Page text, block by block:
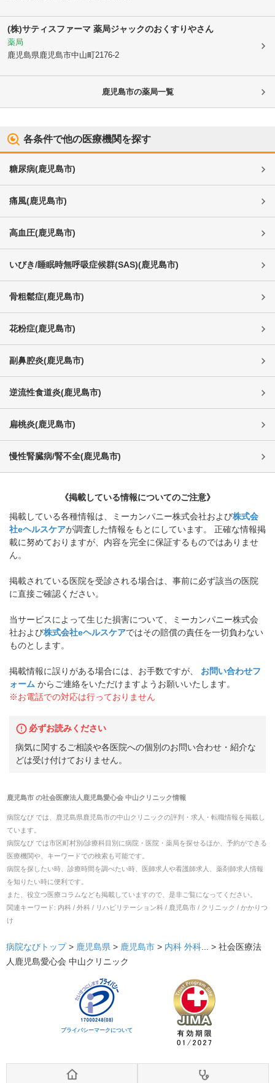
(株)サティスファーマ 薬局ジャックのおくすりやさん
薬局
鹿児島県鹿児島市中山町2176-2
鹿児島市の薬局一覧
各条件で他の医療機関を探す
糖尿病(鹿児島市)
痛風(鹿児島市)
高血圧(鹿児島市)
いびき/睡眠時無呼吸症候群(SAS)(鹿児島市)
骨粗鬆症(鹿児島市)
花粉症(鹿児島市)
副鼻腔炎(鹿児島市)
逆流性食道炎(鹿児島市)
扁桃炎(鹿児島市)
慢性腎臓病/腎不全(鹿児島市)
《掲載している情報についてのご注意》
掲載している各種情報は、ミーカンパニー株式会社および株式会
社eヘルスケアが調査した情報をもとにしています。 正確な情報掲
載に努めておりますが、内容を完全に保証するものではありませ
ん。
掲載されている医院を受診される場合は、事前に必ず該当の医院
に直接ご確認ください。
当サービスによって生じた損害について、ミーカンパニー株式会
社および株式会社eヘルスケアではその賠償の責任を一切負わない
ものとします。
掲載情報に誤りがある場合には、お手数ですが、
お問い合わせフ
ォーム からご連絡をいただけますようお願いいたします。
※お電話での対応は行っておりません
必ずお読みください
病気に関するご相談や各医院への個別のお問い合わせ・紹介な
どは受け付けておりません。
鹿児島市の社会医療法人鹿児島愛心会 中山クリニック情報
病院なび では、 鹿児島県鹿児島市の中山クリニックの評判・求人・転職情報を掲載し
ています。
病院なび では市区町村別/診療科目別に病院・医院・薬局を探せるほか、予約ができる
医療機関や、キーワードでの検索も可能です。
病院を探したい時、診療時間を調べたい時、医師求人や看護師求人、薬剤師求人情報
を知りたい時に便利です。
また、役立つ医療コラムなども掲載していますので、是非ご覧になってください。
関連キーワード: 内科 / 外科 / リハビリテーション科 / 鹿児島市 / クリニック / かかりつ
け
病院なびトップ> 鹿児島県 > 鹿児島市 > 内科 外科 ... > 社会医療法
人鹿児島愛心会 中山クリニック
プライバシーマークについて